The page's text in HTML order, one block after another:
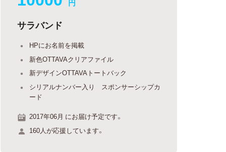
円
サラバンド
HPにお名前を掲載
新色OTTAVAクリアファイル
新デザインOTTAVAトートバック
シリアルナンバー入り スポンサーシップカ
ード
2017年06月 にお届け予定です。
160人が応援しています。